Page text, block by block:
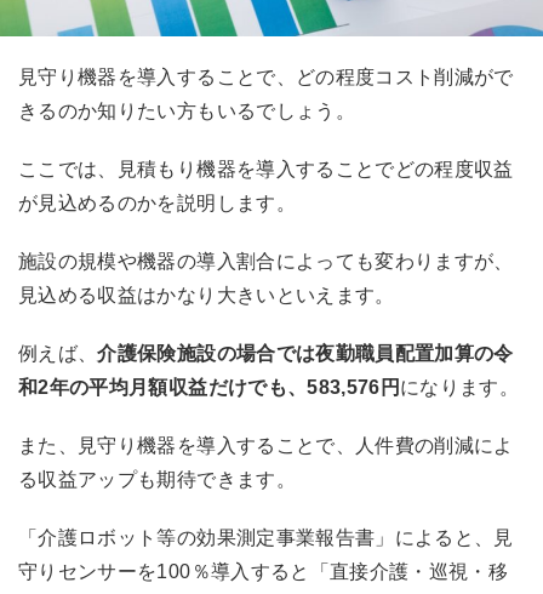
見守り機器を導入することで、どの程度コスト削減がで
きるのか知りたい方もいるでしょう。
ここでは、見積もり機器を導入することでどの程度収益
が見込めるのかを説明します。
施設の規模や機器の導入割合によっても変わりますが、
見込める収益はかなり大きいといえます。
例えば、介護保険施設の場合では夜勤職員配置加算の令
和2年の平均月額収益だけでも、583,576円 になります。
また、見守り機器を導入することで、人件費の削減によ
る収益アップも期待できます。
「介護ロボット等の効果測定事業報告書」によると、見
守りセンサーを100％導入すると「直接介護・巡視・移